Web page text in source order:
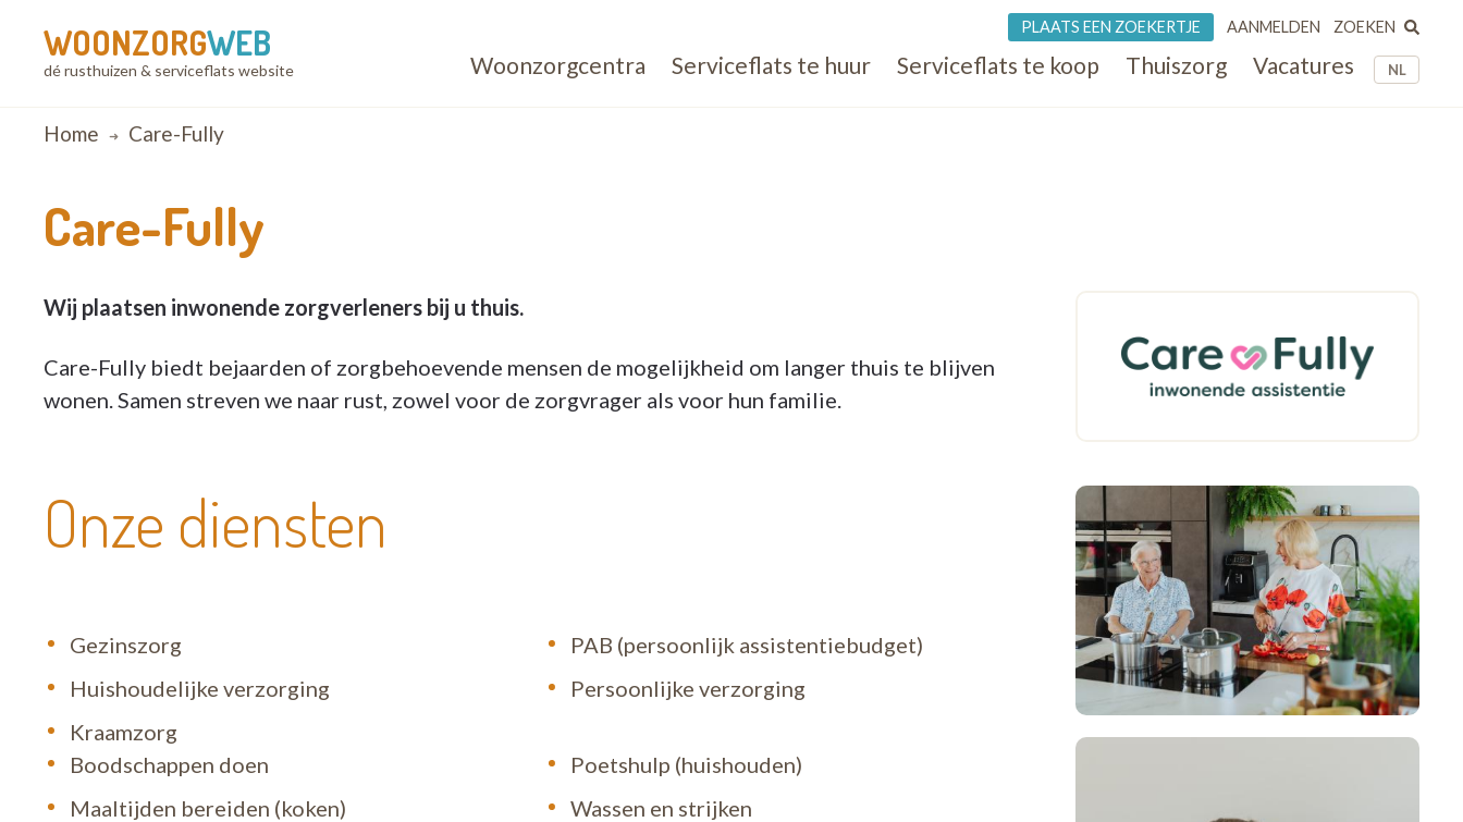
WOONZORGWEB
dé rusthuizen & serviceflats website NL
Woonzorgcentra Serviceflats te huur Serviceflats te koop Thuiszorg Vacatures
PLAATS EEN ZOEKERTJE AANMELDEN ZOEKEN
Breadcrumb
Home Care-Fully
Care-Fully
Wij plaatsen inwonende zorgverleners bij u thuis.
Care-Fully biedt bejaarden of zorgbehoevende mensen de mogelijkheid om langer thuis te blijven
wonen. Samen streven we naar rust, zowel voor de zorgvrager als voor hun familie.
Onze diensten
Gezinszorg
Huishoudelijke verzorging
Kraamzorg
PAB (persoonlijk assistentiebudget)
Persoonlijke verzorging
Boodschappen doen
Maaltijden bereiden (koken)
Poetshulp (huishouden)
Wassen en strijken